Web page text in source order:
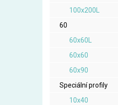
100x200L
60
60x60L
60x60
60x90
Speciální profily
10x40